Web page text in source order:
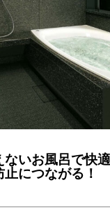
いお風呂で快適
につながる！